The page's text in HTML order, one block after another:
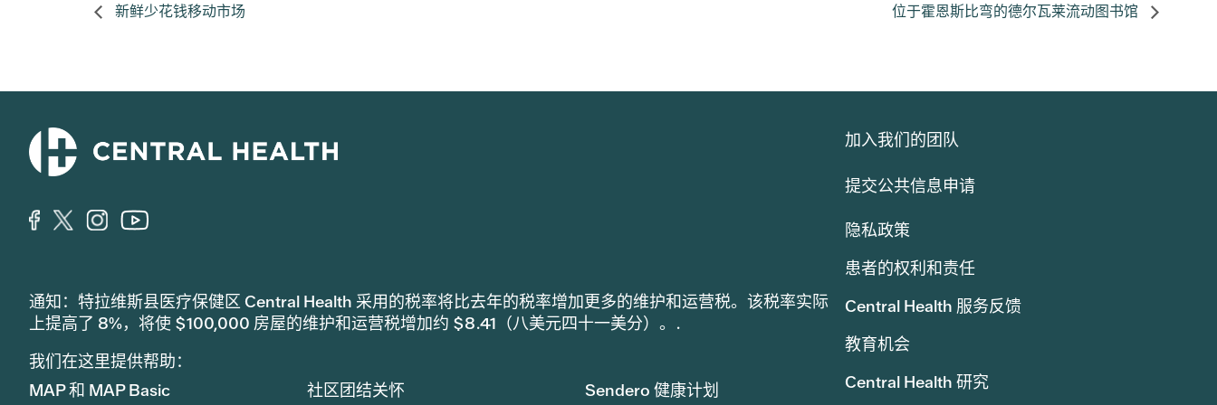
新鲜少花钱移动市场 位于霍恩斯比弯的德尔瓦莱流动图书馆
通知：特拉维斯县医疗保健区 Central Health 采用的税率将比去年的税率增加更多的维护和运营税。该税率实际
上提高了 8%，将使 $100,000 房屋的维护和运营税增加约 $8.41（八美元四十一美分）。.
我们在这里提供帮助：
MAP 和 MAP Basic
社区团结关怀
Sendero 健康计划
加入我们的团队
提交公共信息申请
隐私政策
患者的权利和责任
Central Health 服务反馈
教育机会
Central Health 研究